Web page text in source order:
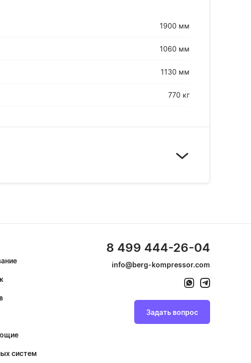
1900 мм
1060 мм
1130 мм
770 кг
систем
8 499 444-26-04
info@berg-kompressor.com
Задать вопрос